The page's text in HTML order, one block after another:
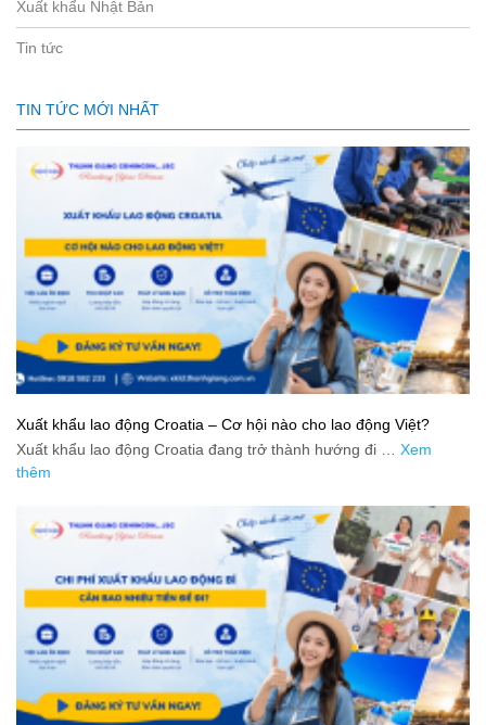
Xuất khẩu Nhật Bản
Tin tức
TIN TỨC MỚI NHẤT
Xuất khẩu lao động Croatia – Cơ hội nào cho lao động Việt?
Xuất khẩu lao động Croatia đang trở thành hướng đi … Xem
thêm